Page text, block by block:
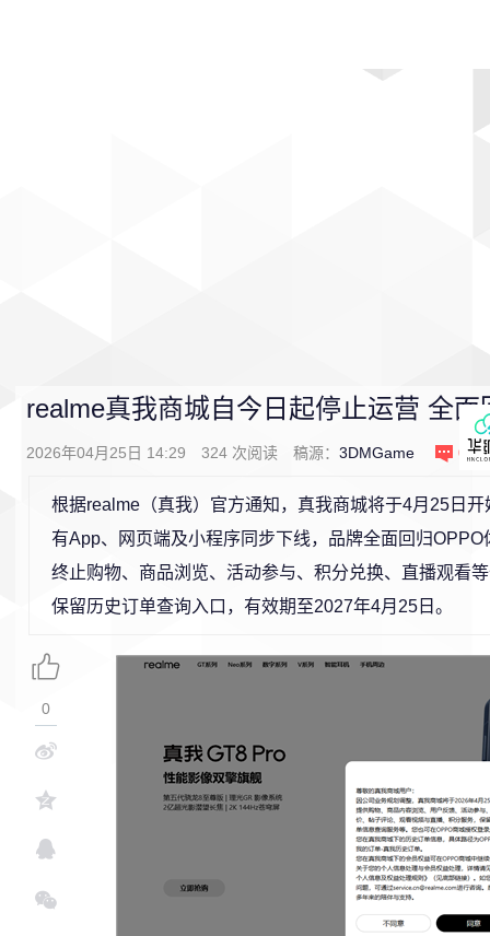
realme真我商城自今日起停止运营 全面
2026年04月25日 14:29 324 次阅读 稿源： 3DMGame 0 条
根据realme（真我）官方通知，真我商城将于4月25日
有App、网页端及小程序同步下线，品牌全面回归OPPO
终止购物、商品浏览、活动参与、积分兑换、直播观看
保留历史订单查询入口，有效期至2027年4月25日。
0